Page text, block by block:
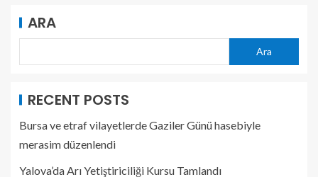
ARA
Ara
RECENT POSTS
Bursa ve etraf vilayetlerde Gaziler Günü hasebiyle
merasim düzenlendi
Yalova’da Arı Yetiştiriciliği Kursu Tamlandı